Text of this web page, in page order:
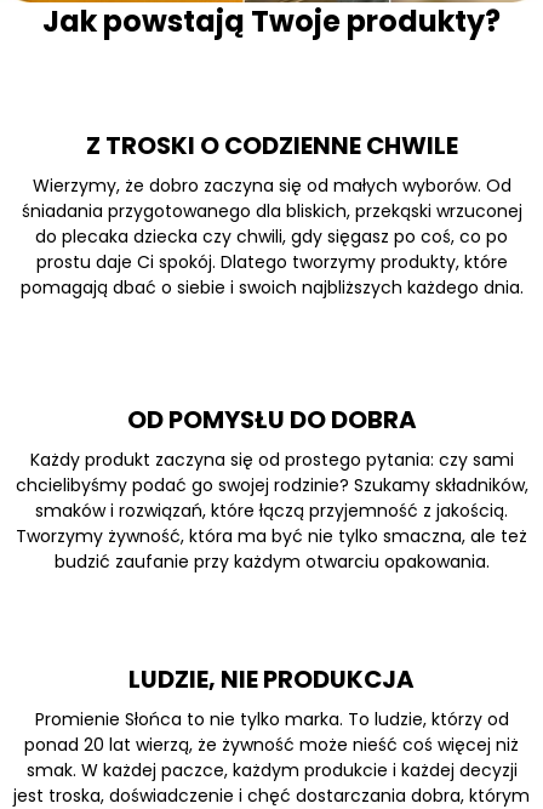
Jak powstają Twoje produkty?
Z TROSKI O CODZIENNE CHWILE
Wierzymy, że dobro zaczyna się od małych wyborów. Od
śniadania przygotowanego dla bliskich, przekąski wrzuconej
do plecaka dziecka czy chwili, gdy sięgasz po coś, co po
prostu daje Ci spokój. Dlatego tworzymy produkty, które
pomagają dbać o siebie i swoich najbliższych każdego dnia.
OD POMYSŁU DO DOBRA
Każdy produkt zaczyna się od prostego pytania: czy sami
chcielibyśmy podać go swojej rodzinie? Szukamy składników,
smaków i rozwiązań, które łączą przyjemność z jakością.
Tworzymy żywność, która ma być nie tylko smaczna, ale też
budzić zaufanie przy każdym otwarciu opakowania.
LUDZIE, NIE PRODUKCJA
Promienie Słońca to nie tylko marka. To ludzie, którzy od
ponad 20 lat wierzą, że żywność może nieść coś więcej niż
smak. W każdej paczce, każdym produkcie i każdej decyzji
jest troska, doświadczenie i chęć dostarczania dobra, którym